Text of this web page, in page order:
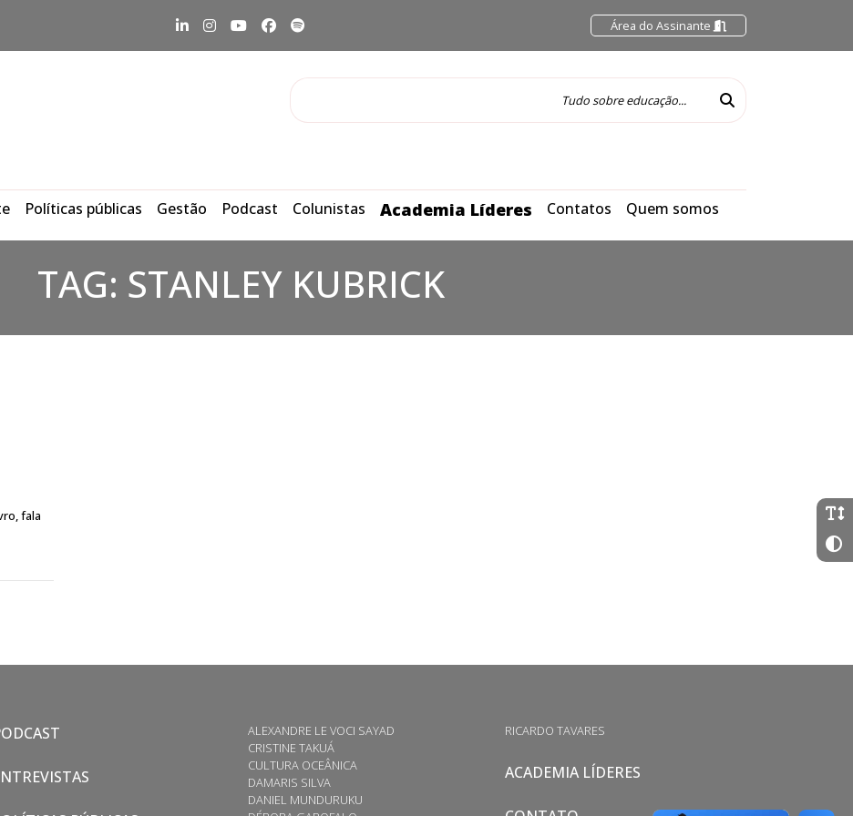
Área do Assinante
Políticas públicas Gestão Podcast Colunistas Academia Líderes Contatos Quem somos
TAG: STANLEY KUBRICK
fala
ALEXANDRE LE VOCI SAYAD
CRISTINE TAKUÁ
CULTURA OCEÂNICA
DAMARIS SILVA
DANIEL MUNDURUKU
RICARDO TAVARES
ACADEMIA LÍDERES